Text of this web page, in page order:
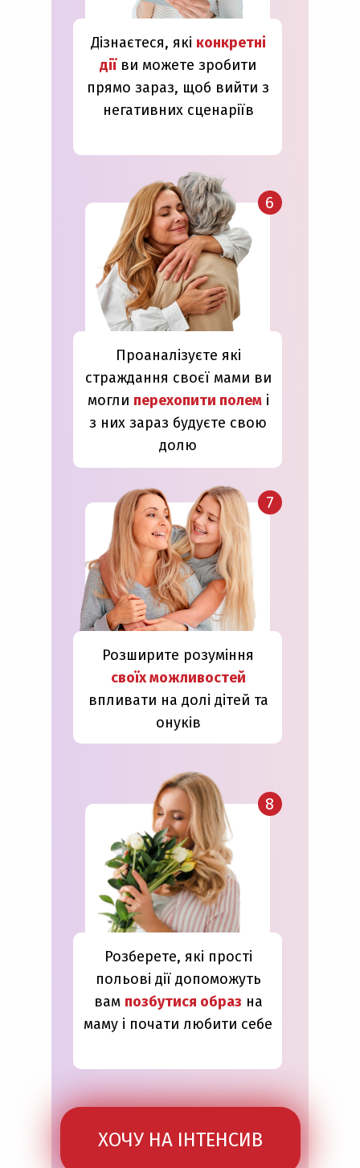
ХОЧУ НА ІНТЕНСИВ
Дізнаєтеся, які конкретні
дії ви можете зробити
прямо зараз, щоб вийти з
негативних сценаріїв
Проаналізуєте які
страждання своєї мами ви
могли перехопити полемі
з них зараз будуєте свою
долю
6
Розширите розуміння
своїх можливостей
впливати на долі дітей та
онуків
7
Розберете, які прості
польові дії допоможуть
вам позбутися образ на
маму і почати любити себе
8